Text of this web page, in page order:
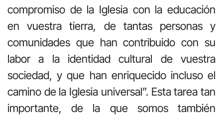
compromiso de la Iglesia con la educación
en vuestra tierra, de tantas personas y
comunidades que han contribuido con su
labor a la identidad cultural de vuestra
sociedad, y que han enriquecido incluso el
camino de la Iglesia universal”. Esta tarea tan
importante, de la que somos también